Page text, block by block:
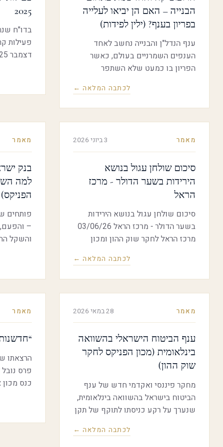
הבנייה – האם הן יביאו לעלייה
בפריון בענף? (ילין לפידות)
ענף הנדל"ן והבנייה נחשב לאחד
הענפים השמרניים בעולם, כאשר
הפריון בו כמעט שלא השתפר
הרובוטיקה והאוטומציה צפויה לשנות
זאת, ומה עשויה להיות ההשפעה על
לכתבה המלאה ←
2025
בדו"ח
פעילות
מהשנה
מאמר 3 ביוני 2026
סיכום שולחן עגול בנושא
הירידות בשער הדולר - מרכז
הראל
סיכום שולחן עגול בנושא הירידות
בשער הדולר - מרכז הראל 03/06/26
מרכז הראל לחקר שוק ההון ומכון
לניהול באוניברסיטת תל אביב קיימו
בשבוע שעבר דיון שולחן עגול
והאקדמיה. בניגוד לוויכוח הציבורי,
שהתמקד כמעט כולו בשאלה מה יכול
בנק ישראל לעשות, משתתפי הדיון
הציעו כיצד לשנות את המנגנון הפיננסי
עצמו לצמצום ההשפעות על שער
לכתבה המלאה ←
מאמר
בנק
למה
הפניקס)
פותחים
–
והשקל
דווקא
את אחת
מאמר 28 במאי 2026
ענף הביטוח הישראלי בהשוואה
בינלאומית (מכון הפניקס לחקר
שוק ההון)
מחקר פיננסי ואקדמי חדש של ענף
הביטוח בישראל בהשוואה בינלאומית,
שנערך על רקע כניסתו לתוקף של תקן
המחקר בוחן האם המאפייניםלכתבה המלאה ←
מאמר
הרצאתו
כנס מכון